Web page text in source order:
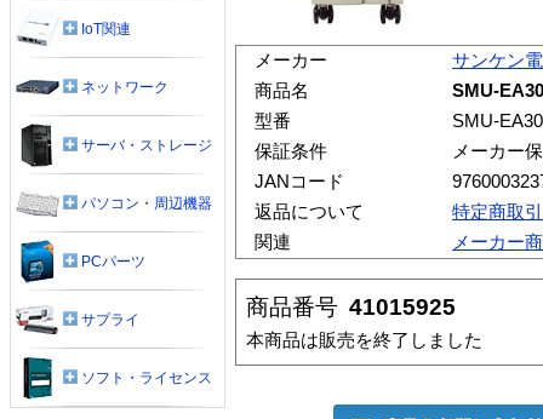
メーカー
サンケン
商品名
SMU-
型番
SMU-
保証条件
メーカー
JANコード
返品について
特定商取
関連
メーカー
商品番号 41015925
本商品は販売を終了しました
IoT関連
ネットワーク
サーバ・ストレージ
パソコン・周辺機器
PCパーツ
サプライ
ソフト・ライセンス